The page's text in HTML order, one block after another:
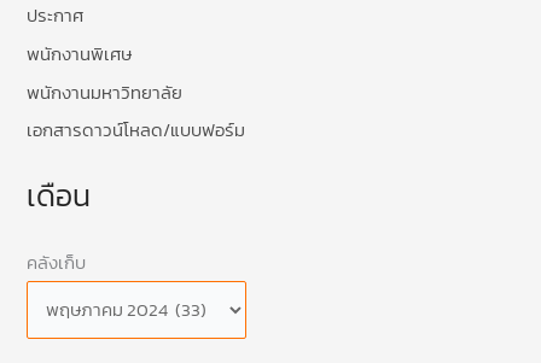
ประกาศ
พนักงานพิเศษ
พนักงานมหาวิทยาลัย
เอกสารดาวน์โหลด/แบบฟอร์ม
เดือน
คลังเก็บ